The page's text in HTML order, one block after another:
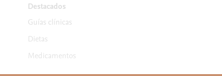
Destacados
Guías clínicas
Dietas
Medicamentos